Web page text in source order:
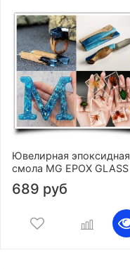
Ювелирная эпоксидная
смола MG EPOX GLASS
689 руб